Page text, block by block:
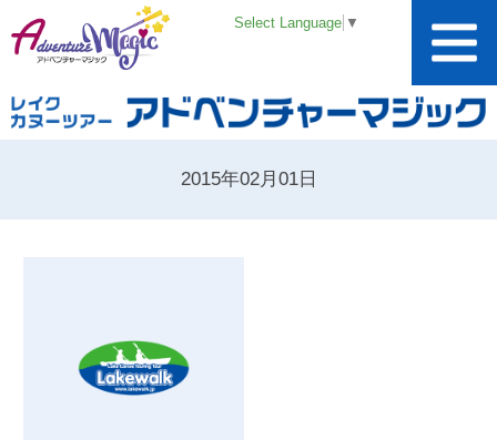
Select Language ▼
2015年02月01日